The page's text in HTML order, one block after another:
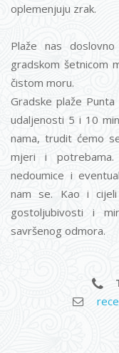
oplemenjuju zrak.
Plaže nas
gradskom šetnicom
čistom moru.
Gradske plaže
udaljenosti 5 i 10
nama, trudit ćemo
mjeri i
nedoumice i
nam se. Kao i
gostoljubivosti i
savršenog odmora.